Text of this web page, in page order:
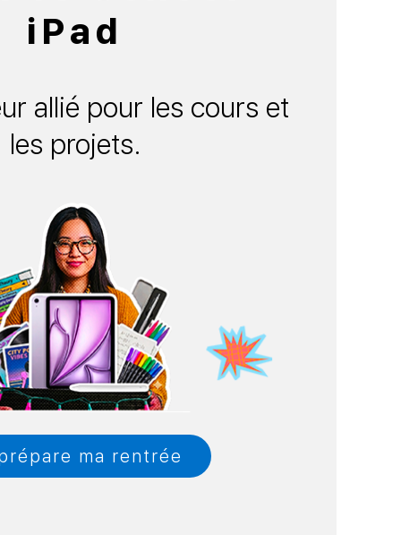
iPad
allié pour les cours et
les projets.
ma rentrée